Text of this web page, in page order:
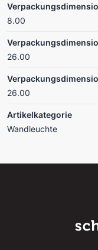
8.00
26.00
26.00
Artikelkategorie
Wandleuchte